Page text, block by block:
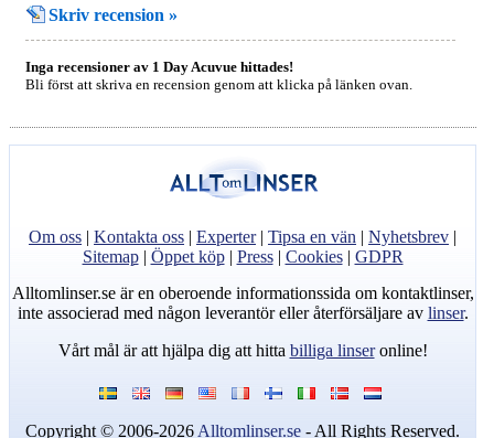
Skriv recension »
Inga recensioner av 1 Day Acuvue hittades!
Bli först att skriva en recension genom att klicka på länken ovan.
Om oss |Kontakta oss |Experter|Tipsa en vän |Nyhetsbrev |
Sitemap| Öppet köp| Press| Cookies| GDPR
Alltomlinser.se är en oberoende informationssida om kontaktlinser,
inte associerad med någon leverantör eller återförsäljare av linser.
Vårt mål är att hjälpa dig att hitta billiga linseronline!
Copyright © 2006-2026 Alltomlinser.se - All Rights Reserved.